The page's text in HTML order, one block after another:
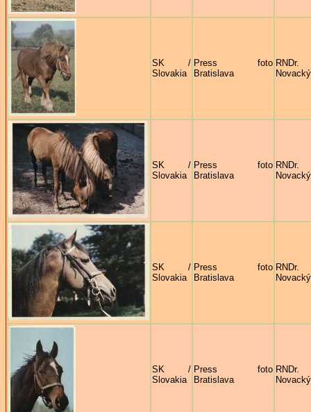
SK /
Slovakia
Press foto
Bratislava
Novacký
SK /
Slovakia
Press foto
Bratislava
Novacký
SK /
Slovakia
Press foto
Bratislava
Novacký
SK /
Slovakia
Press foto
Bratislava
Novacký